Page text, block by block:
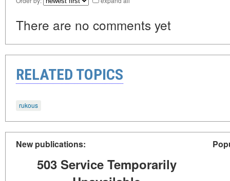
There are no comments yet
RELATED TOPICS
rukous
New publications:
503 Service Temporarily